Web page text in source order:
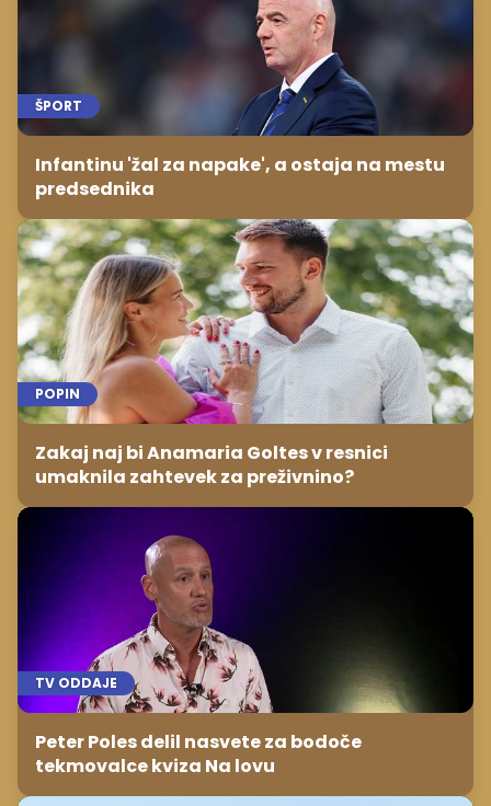
ŠPORT
Infantinu 'žal za napake', a ostaja na mestu
predsednika
POPIN
Zakaj naj bi Anamaria Goltes v resnici
umaknila zahtevek za preživnino?
TV ODDAJE
Peter Poles delil nasvete za bodoče
tekmovalce kviza Na lovu